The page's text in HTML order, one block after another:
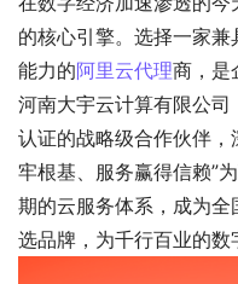
的核心引擎。选择一家
能力的阿里云代理商，是
河南大宇云计算有限公司
认证的战略级合作伙伴，
牢根基、服务赢得信赖”
期的云服务体系，成为
选品牌，为千行百业的数